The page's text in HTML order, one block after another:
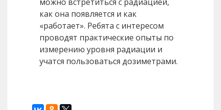
можно встретиться с радиацией,
как она появляется и как
«работает». Ребята с интересом
проводят практические опыты по
измерению уровня радиации и
учатся пользоваться дозиметрами.